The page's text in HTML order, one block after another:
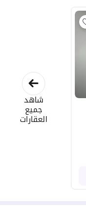
شاهد
جميع
العقارات